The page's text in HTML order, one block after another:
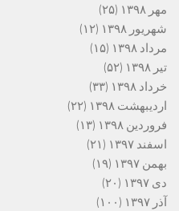
مهر ۱۳۹۸
(۲۵)
شهریور ۱۳۹۸
(۱۲)
مرداد ۱۳۹۸
(۱۵)
تیر ۱۳۹۸
(۵۲)
خرداد ۱۳۹۸
(۳۳)
اردیبهشت ۱۳۹۸
(۲۲)
فروردین ۱۳۹۸
(۱۳)
اسفند ۱۳۹۷
(۲۱)
بهمن ۱۳۹۷
(۱۹)
دی ۱۳۹۷
(۲۰)
آذر ۱۳۹۷
(۱۰۰)